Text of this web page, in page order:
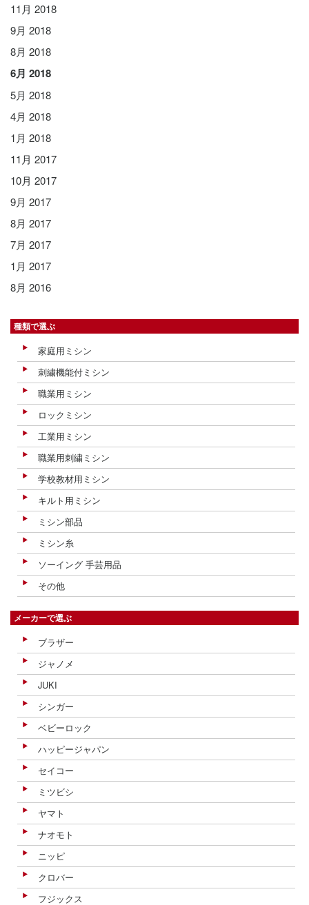
11月 2018
9月 2018
8月 2018
6月 2018
5月 2018
4月 2018
1月 2018
11月 2017
10月 2017
9月 2017
8月 2017
7月 2017
1月 2017
8月 2016
種類で選ぶ
家庭用ミシン
刺繍機能付ミシン
職業用ミシン
ロックミシン
工業用ミシン
職業用刺繍ミシン
学校教材用ミシン
キルト用ミシン
ミシン部品
ミシン糸
ソーイング 手芸用品
その他
メーカーで選ぶ
ブラザー
ジャノメ
JUKI
シンガー
ベビーロック
ハッピージャパン
セイコー
ミツビシ
ヤマト
ナオモト
ニッピ
クロバー
フジックス